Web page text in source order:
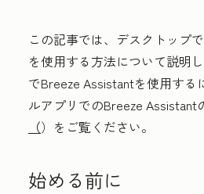
この記事では、デスクトップ
を使用する方法について説明
でBreeze Assistantを使用する
ルアプリでのBreeze Assistant
（）をご覧ください。
始める前に